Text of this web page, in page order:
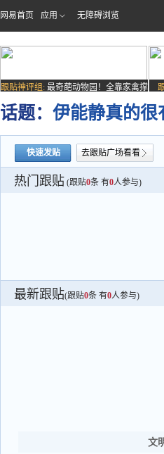
网易首页 应用 无障碍浏览
跟贴神评组: 最奇葩动物园！全靠家禽撑
场子
话题： 伊能静真的很
快速发贴 去跟贴广场看看
热门跟贴 (跟贴0条 有0人参与)
最新跟贴(跟贴0条 有0人参与)
文